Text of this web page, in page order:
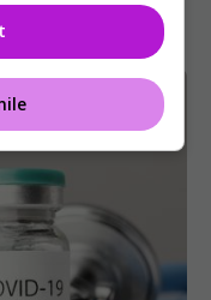
dar doar
de el